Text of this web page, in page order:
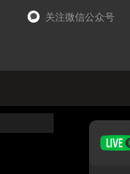
关注微信公众号